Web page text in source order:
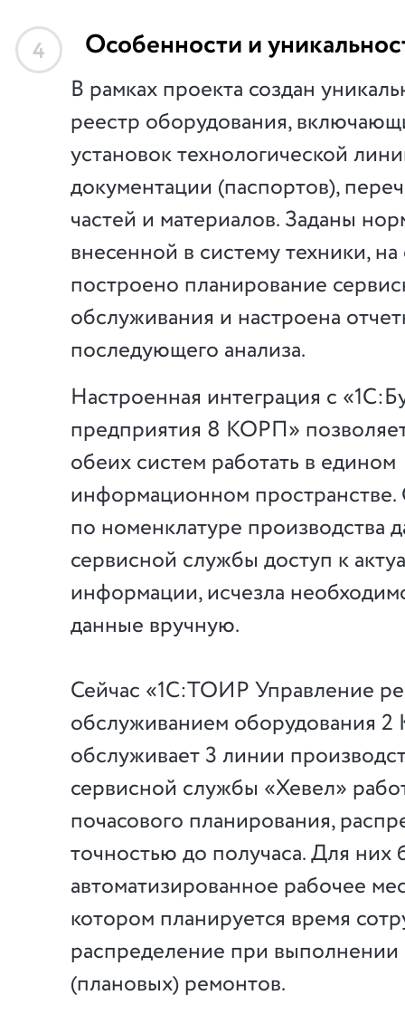
4 Особенности и
В рамках проекта создан
реестр оборудования,
установок технологической
документации (паспортов),
частей и материалов. Заданы
внесенной в систему техники,
построено планирование
обслуживания и настроена
последующего анализа.
Настроенная интеграция с
предприятия 8 КОРП»
обеих систем работать в едином
информационном
по номенклатуре производства
сервисной службы доступ к
информации, исчезла
данные вручную.
Сейчас «1С:ТОИР Управление
обслуживанием оборудования
обслуживает 3 линии
сервисной службы «Хевел»
почасового планирования,
точностью до получаса. Для них
автоматизированное рабочее
котором планируется время
распределение при выполнении
(плановых) ремонтов.